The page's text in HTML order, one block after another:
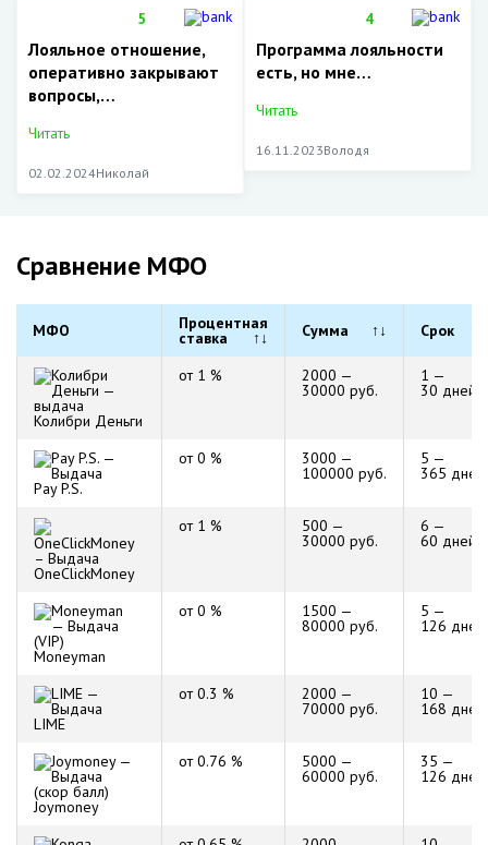
5
Лояльное отношение,
оперативно закрывают
вопросы,…
Читать
02.02.2024Николай
4
Программа лояльности
есть, но мне…
Читать
16.11.2023Володя
Сравнение МФО
МФО Процентная
ставка ↑↓ Сумма ↑↓ Срок
Колибри Деньги
от 1 % 2000 —
30000 руб.
1 —
30 дней
Pay P.S.
от 0 % 3000 —
100000 руб.
5 —
365 дней
OneClickMoney
от 1 % 500 —
30000 руб.
6 —
60 дней
Moneyman
от 0 % 1500 —
80000 руб.
5 —
126 дней
LIME
от 0.3 % 2000 —
70000 руб.
10 —
168 дней
Joymoney
от 0.76 % 5000 —
60000 руб.
35 —
126 дней